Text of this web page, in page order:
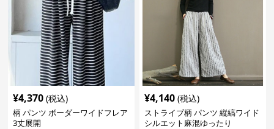
¥4,370 (税込)
柄 パンツ ボーダーワイドフレア
3丈展開
¥4,140 (税込)
ストライブ柄 パンツ 縦縞ワイド
シルエット麻混ゆったり